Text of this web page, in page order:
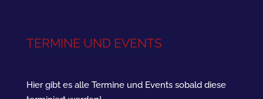
TERMINE UND EVENTS
Hier gibt es alle Termine und Events sobald diese